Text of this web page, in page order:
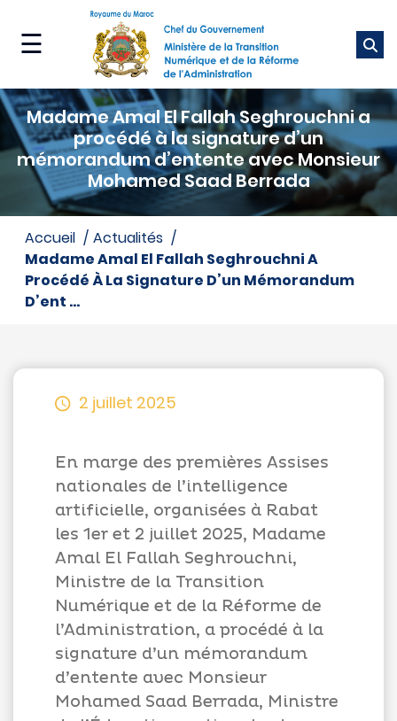
contenu
☰
Ministère
Nos
métiers
Média
Appels
d'offres
Suggestions
Contactez-
Madame Amal El Fallah Seghrouchni a
procédé à la signature d’un
mémorandum d’entente avec Monsieur
Mohamed Saad Berrada
accueil
actualités
Madame Amal El Fallah Seghrouchni A
Procédé À La Signature D’un Mémorandum
D’ent ...
2 juillet 2025
En marge des premières Assises
nationales de l’intelligence
artificielle, organisées à Rabat
les 1er et 2 juillet 2025, Madame
Amal El Fallah Seghrouchni,
Ministre de la Transition
Numérique et de la Réforme de
l’Administration, a procédé à la
signature d’un mémorandum
d’entente avec Monsieur
Mohamed Saad Berrada, Ministre